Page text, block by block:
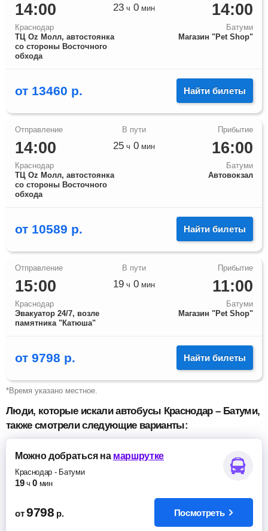
14:00
Краснодар
ТЦ Оz Молл, автостоянка
со стороны Восточного
обхода
14:00
Батуми
Магазин "Pet Shop"
23 ч 0 мин
от 13460 р. Найти билеты
14:00
Краснодар
ТЦ Оz Молл, автостоянка
со стороны Восточного
обхода
16:00
Батуми
Автовокзал
25 ч 0 мин
от 10589 р. Найти билеты
15:00
Краснодар
Эвакуатор 24/7, возле
памятника "Катюша"
11:00
Батуми
Магазин "Pet Shop"
19 ч 0 мин
от 9798 р. Найти билеты
*Время указано местное.
Люди, которые искали автобусы Краснодар – Батуми,
также смотрели следующие варианты:
Можно добратьсяна маршрутке
Краснодар - Батуми
19 ч 0 мин
от 9798 р. Посмотреть